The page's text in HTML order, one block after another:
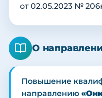
от 02.05.2023 №
О
Повышение
направлению